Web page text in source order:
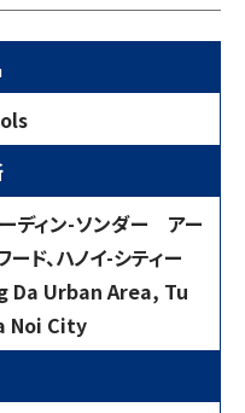
ディン-ソンダー アー
ド、ハノイ-シティー
Da Urban Area, Tu
Noi City